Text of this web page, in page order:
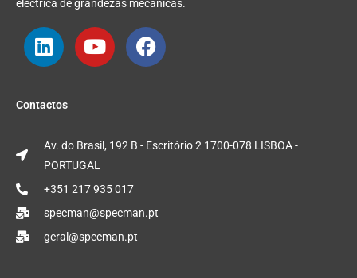
eléctrica de grandezas mecânicas.
L
k
d
i
n
Y
u
b
e
F
o
Contactos
Av. do Brasil, 192 B - Escritório 2 1700-078 LISBOA -
PORTUGAL
+351 217 935 017
specman@specman.pt
geral@specman.pt